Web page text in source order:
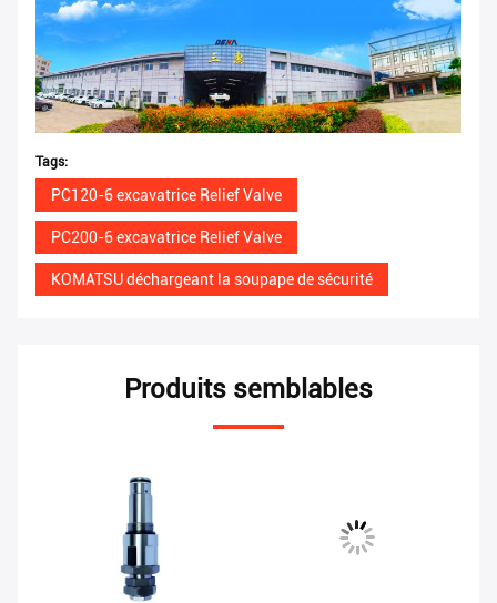
Tags:
PC120-6 excavatrice Relief Valve
PC200-6 excavatrice Relief Valve
KOMATSU déchargeant la soupape de sécurité
Produits semblables